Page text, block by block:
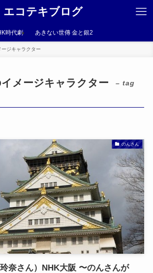
エコテキブログ
時代劇 あきない世傳 金と銀2
ジキャラクター
メージキャラクター
– tag
のんさん
奈さん）NHK大阪 〜のんさんが